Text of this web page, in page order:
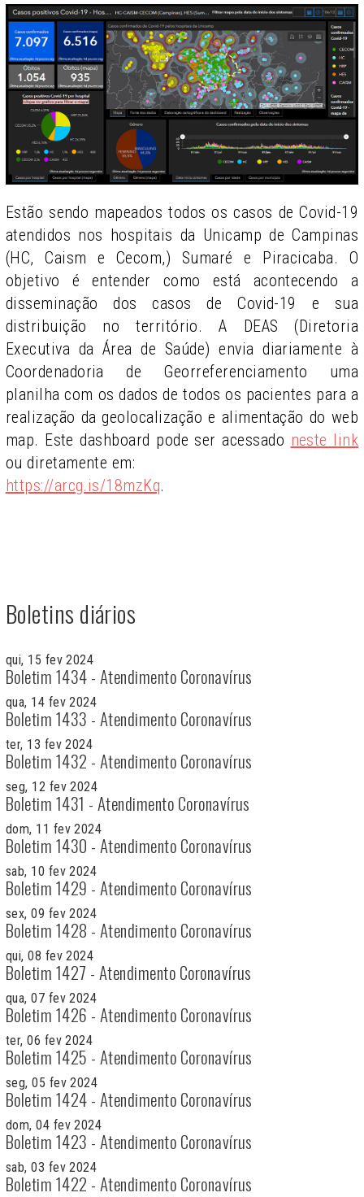
Estão sendo mapeados todos os casos de Covid-19
atendidos nos hospitais da Unicamp de Campinas
(HC, Caism e Cecom,) Sumaré e Piracicaba. O
objetivo é entender como está acontecendo a
disseminação dos casos de Covid-19 e sua
distribuição no território. A DEAS (Diretoria
Executiva da Área de Saúde) envia diariamente à
Coordenadoria de Georreferenciamento uma
planilha com os dados de todos os pacientes para a
realização da geolocalização e alimentação do web
map. Este dashboard pode ser acessado neste link
ou diretamente em:
https://arcg.is/18mzKq.
Boletins diários
qui, 15 fev 2024
Boletim 1434 - Atendimento Coronavírus
qua, 14 fev 2024
Boletim 1433 - Atendimento Coronavírus
ter, 13 fev 2024
Boletim 1432 - Atendimento Coronavírus
seg, 12 fev 2024
Boletim 1431 - Atendimento Coronavírus
dom, 11 fev 2024
Boletim 1430 - Atendimento Coronavírus
sab, 10 fev 2024
Boletim 1429 - Atendimento Coronavírus
sex, 09 fev 2024
Boletim 1428 - Atendimento Coronavírus
qui, 08 fev 2024
Boletim 1427 - Atendimento Coronavírus
qua, 07 fev 2024
Boletim 1426 - Atendimento Coronavírus
ter, 06 fev 2024
Boletim 1425 - Atendimento Coronavírus
seg, 05 fev 2024
Boletim 1424 - Atendimento Coronavírus
dom, 04 fev 2024
Boletim 1423 - Atendimento Coronavírus
sab, 03 fev 2024
Boletim 1422 - Atendimento Coronavírus